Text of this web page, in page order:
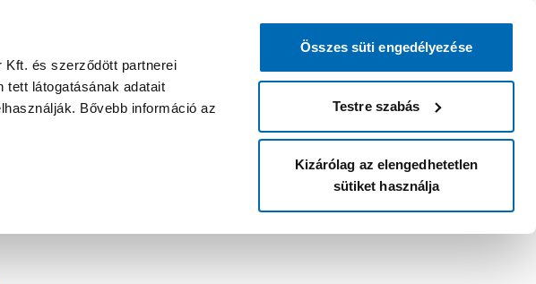
Kft. és szerződött partnerei
tett látogatásának adatait
Bővebb információ az
Összes süti engedélyezése
Testre szabás
Kizárólag az elengedhetetlen
sütiket használja